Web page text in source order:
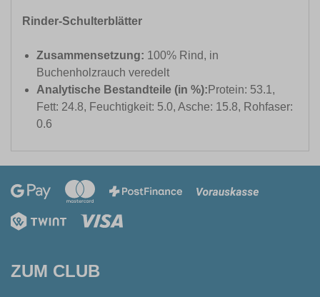
Rinder-Schulterblätter
Zusammensetzung: 100% Rind, in
Buchenholzrauch veredelt
Analytische Bestandteile (in %): Protein: 53.1,
Fett: 24.8, Feuchtigkeit: 5.0, Asche: 15.8, Rohfaser:
0.6
ZUM CLUB